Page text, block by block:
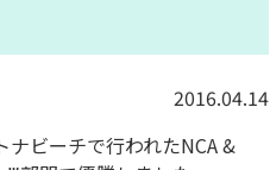
2016.04.14
ビーチで行われたNCA &